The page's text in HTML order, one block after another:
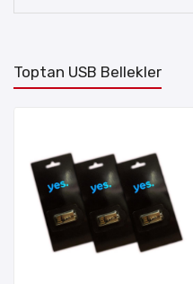
Toptan USB Bellekler